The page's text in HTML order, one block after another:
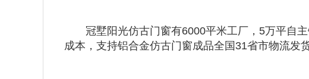
冠墅阳光仿古门窗有6000平米工厂，5万平自主
成本，支持铝合金仿古门窗成品全国31省市物流发